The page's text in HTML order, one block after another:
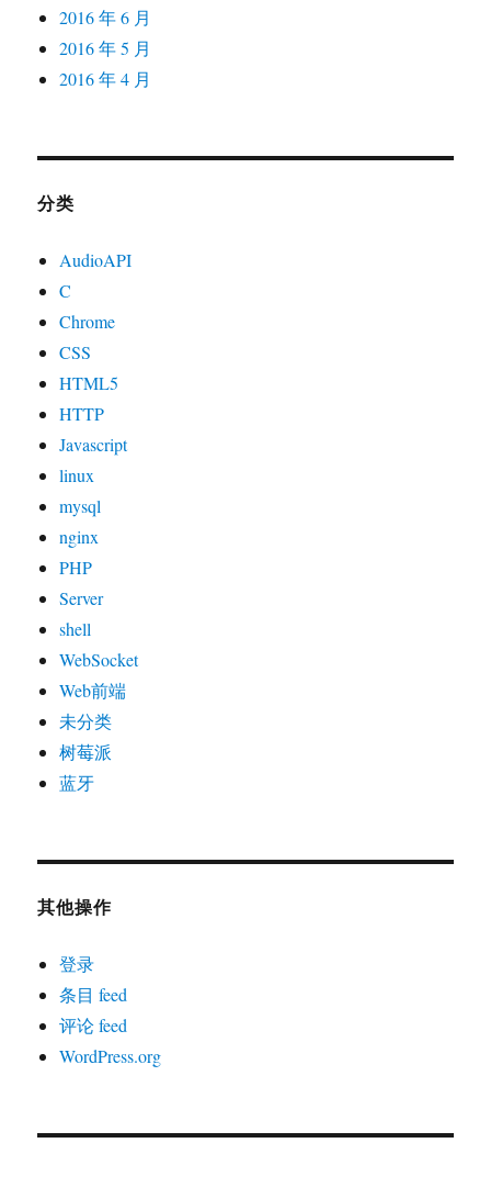
2016 年 6 月
2016 年 5 月
2016 年 4 月
分类
AudioAPI
C
Chrome
CSS
HTML5
HTTP
Javascript
linux
mysql
nginx
PHP
Server
shell
WebSocket
Web前端
未分类
树莓派
蓝牙
其他操作
登录
条目 feed
评论 feed
WordPress.org